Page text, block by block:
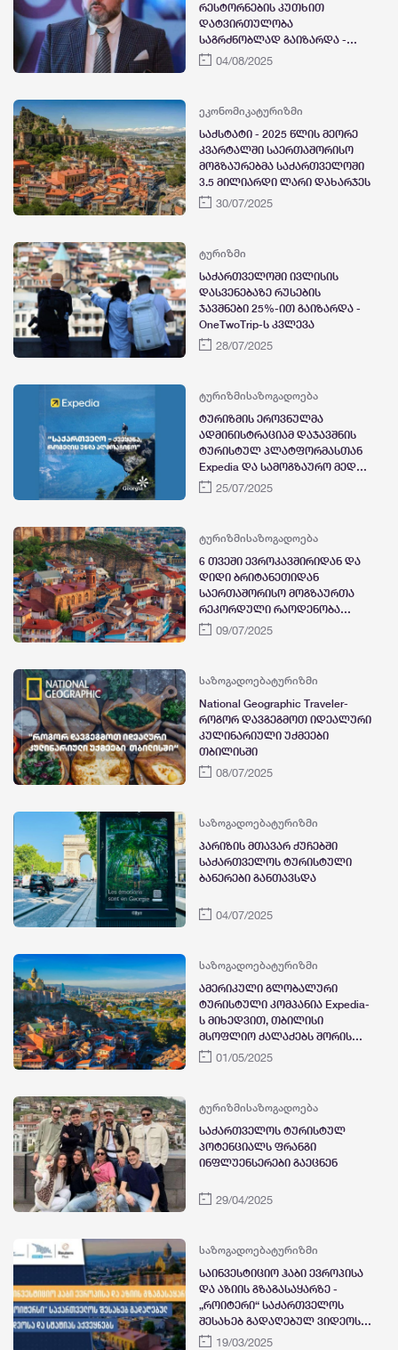
რესტორნების კუთხით
დატვირთულობა
საგრძნობლად გაიზარდა -
რესტორატორთა ასოციაციის
04/08/2025
ეკონომიკატურიზმი
საქსტატი - 2025 წლის მეორე
კვარტალში საერთაშორისო
მოგზაურებმა საქართველოში
3.5 მილიარდი ლარი დახარჯეს
30/07/2025
ტურიზმი
საქართველოში ივლისის
დასვენებაზე რუსების
ჯავშნები 25%-ით გაიზარდა -
OneTwoTrip-ს კვლევა
28/07/2025
ტურიზმისაზოგადოება
ტურიზმის ეროვნულმა
ადმინისტრაციამ დაჯავშნის
ტურისტულ პლატფორმასთან
Expedia და სამოგზაურო მედია
ჯგუფთან Beautiful Destination
25/07/2025
ტურიზმისაზოგადოება
6 თვეში ევროკავშირიდან და
დიდი ბრიტანეთიდან
საერთაშორისო მოგზაურთა
რეკორდული რაოდენობა
დაფიქსირდა
09/07/2025
საზოგადოებატურიზმი
National Geographic Traveler-
როგორ დავგეგმოთ იდეალური
კულინარიული უქმეები
თბილისში
08/07/2025
საზოგადოებატურიზმი
პარიზის მთავარ ქუჩებში
საქართველოს ტურისტული
ბანერები განთავსდა
04/07/2025
საზოგადოებატურიზმი
ამერიკული გლობალური
ტურისტული კომპანია Expedia-
ს მიხედვით, თბილისი
მსოფლიო ქალაქებს შორის
მესამე მოთხოვნადი
01/05/2025
ტურიზმისაზოგადოება
საქართველოს ტურისტულ
პოტენციალს ფრანგი
ინფლუენსერები გაეცნენ
29/04/2025
საზოგადოებატურიზმი
საინვესტიციო ჰაბი ევროპისა
და აზიის გზაგასაყარზე -
„როიტერი“ საქართველოს
შესახებ გადაღებულ ვიდეოსა
და სტატიას აქვეყნებს
19/03/2025